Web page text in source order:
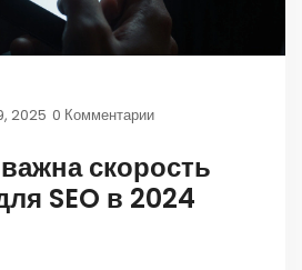
2025 0 Комментарии
скорость
SEO в 2024